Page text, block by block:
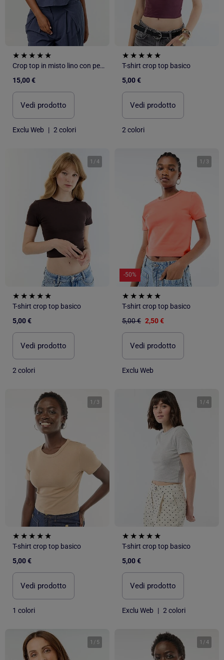
Crop top in misto lino con perle
15,00 €
Vedi prodotto
Exclu Web | 2 colori
T-shirt crop top basico
5,00 €
Vedi prodotto
2 colori
1 /4
T-shirt crop top basico
5,00 €
Vedi prodotto
2 colori
1 / 3
-50%
T-shirt crop top basico
5,00 € 2,50 €
Vedi prodotto
Exclu Web
1 / 3
T-shirt crop top basico
5,00 €
Vedi prodotto
1 colori
1 /4
T-shirt crop top basico
5,00 €
Vedi prodotto
Exclu Web | 2 colori
1 / 5 1 /4